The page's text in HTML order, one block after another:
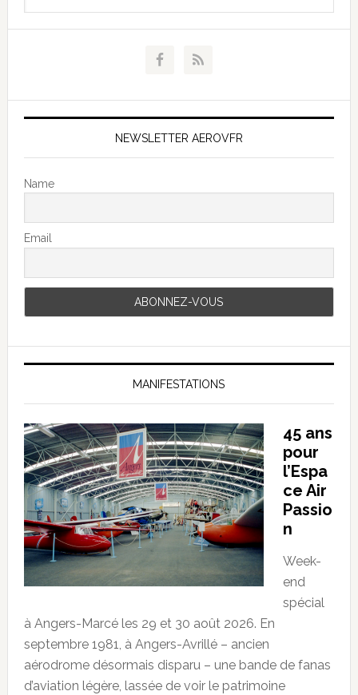
NEWSLETTER AEROVFR
Name
Email
MANIFESTATIONS
45 ans
pour
l’Espa
ce Air
Passio
n
Week-
end
spécial
à Angers-Marcé les 29 et 30 août 2026. En
septembre 1981, à Angers-Avrillé – ancien
aérodrome désormais disparu – une bande de fanas
d’aviation légère, lassée de voir le patrimoine